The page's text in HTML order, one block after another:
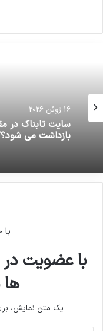
16 ژوئن 2026
سایت تابناک در
نتایج نهایی
با عضویت در
یک متن نمایش،